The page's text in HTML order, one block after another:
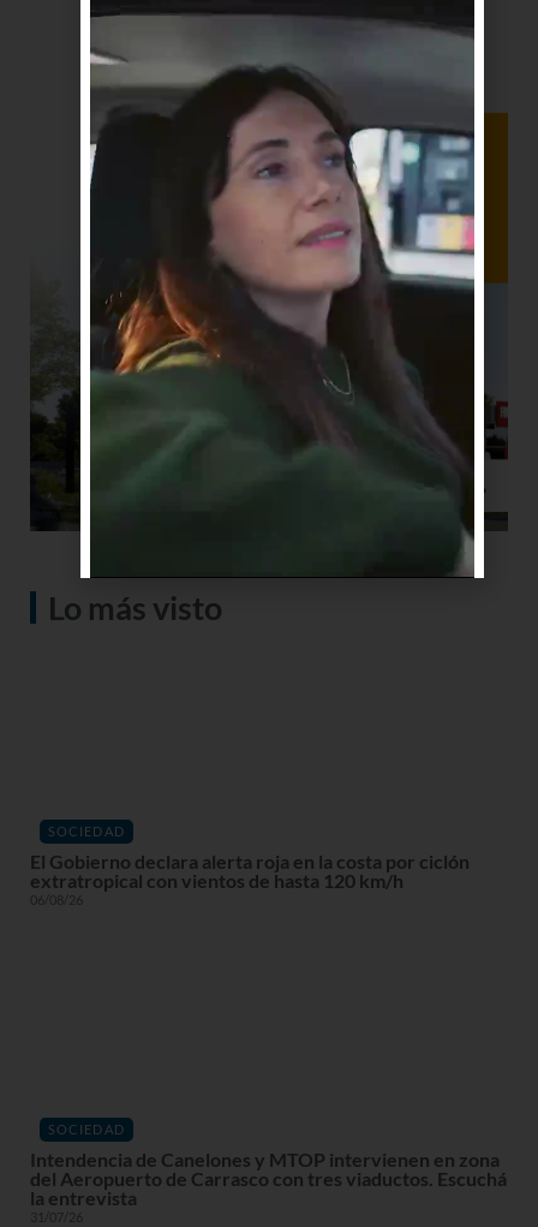
Lo más visto
SOCIEDAD
El Gobierno declara alerta roja en la costa por ciclón
extratropical con vientos de hasta 120 km/h
06/08/26
SOCIEDAD
Intendencia de Canelones y MTOP intervienen en zona
del Aeropuerto de Carrasco con tres viaductos. Escuchá
la entrevista
31/07/26